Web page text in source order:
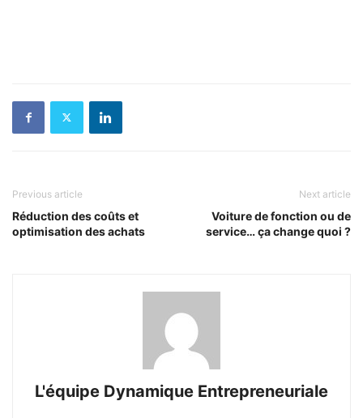
Previous article
Réduction des coûts et
optimisation des achats
Next article
Voiture de fonction ou de
service… ça change quoi ?
L'équipe Dynamique Entrepreneuriale